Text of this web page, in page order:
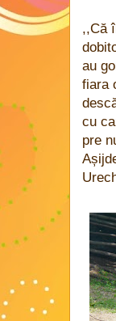
,,Că
au
fiara
cu
pre